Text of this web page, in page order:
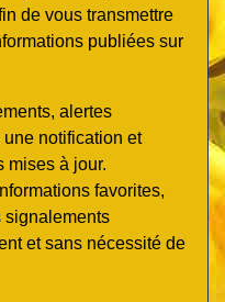
de vous transmettre
publiées sur
alertes
notification et
mises à jour.
favorites,
signalements
et sans nécessité de